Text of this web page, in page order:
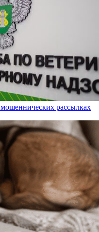
мошеннических рассылках